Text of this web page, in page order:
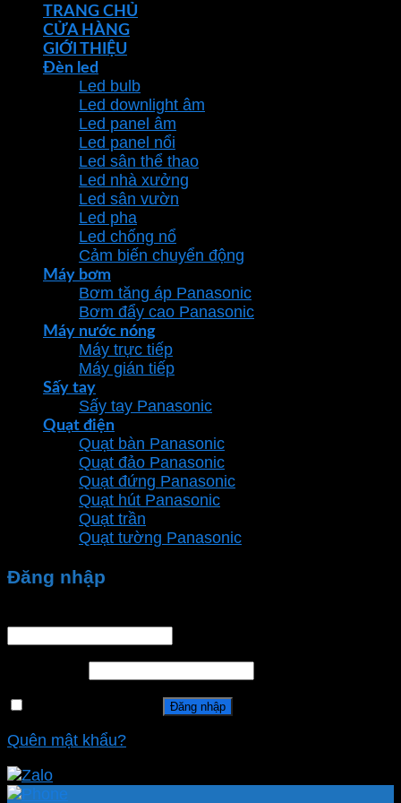
TRANG CHỦ
CỬA HÀNG
GIỚI THIỆU
Đèn led
Led bulb
Led downlight âm
Led panel âm
Led panel nổi
Led sân thể thao
Led nhà xưởng
Led sân vườn
Led pha
Led chống nổ
Cảm biến chuyển động
Máy bơm
Bơm tăng áp Panasonic
Bơm đẩy cao Panasonic
Máy nước nóng
Máy trực tiếp
Máy gián tiếp
Sấy tay
Sấy tay Panasonic
Quạt điện
Quạt bàn Panasonic
Quạt đảo Panasonic
Quạt đứng Panasonic
Quạt hút Panasonic
Quạt trần
Quạt tường Panasonic
Đăng nhập
Đăng nhập
Quên mật khẩu?